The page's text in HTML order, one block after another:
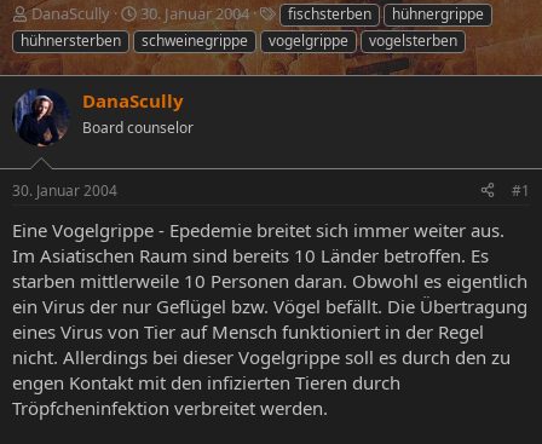
E
r
s
t
e
l
l
e
DanaScully
E
r
s
t
e
l
t
30. Januar 2004
S
c
h
l
o
e
fischsterben
hühnergrippe
hühnersterben
schweinegrippe vogelgrippe vogelsterben
DanaScully
Board counselor
30. Januar 2004 #1
Eine Vogelgrippe - Epedemie breitet sich immer weiter aus.
Im Asiatischen Raum sind bereits 10 Länder betroffen. Es
starben mittlerweile 10 Personen daran. Obwohl es eigentlich
ein Virus der nur Geflügel bzw. Vögel befällt. Die Übertragung
eines Virus von Tier auf Mensch funktioniert in der Regel
nicht. Allerdings bei dieser Vogelgrippe soll es durch den zu
engen Kontakt mit den infizierten Tieren durch
Tröpfcheninfektion verbreitet werden.